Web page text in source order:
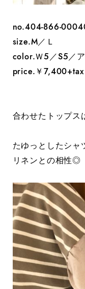
no.‭404-866-
size.M／Ｌ
color.Ｗ5／S5／
price.￥7,400+tax
合わせたトップス
たゆっとしたシャ
リネンとの相性◎